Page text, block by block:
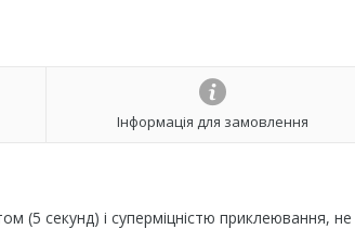
Інформація для замовлення
(5 секунд) і суперміцністю приклеювання, не